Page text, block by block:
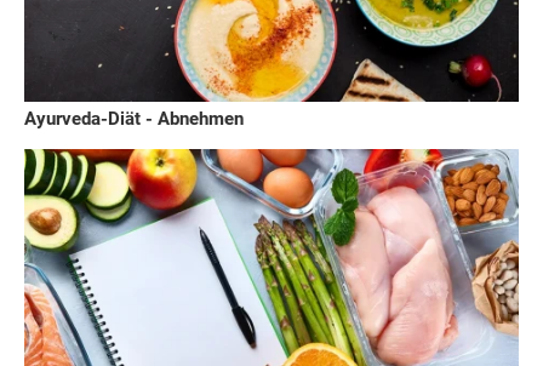
Ayurveda-Diät - Abnehmen